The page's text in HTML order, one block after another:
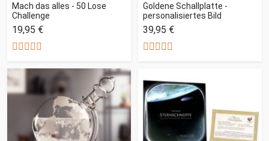
Mach das alles - 50 Lose
Challenge
19,95 €
Goldene Schallplatte -
personalisiertes Bild
39,95 €